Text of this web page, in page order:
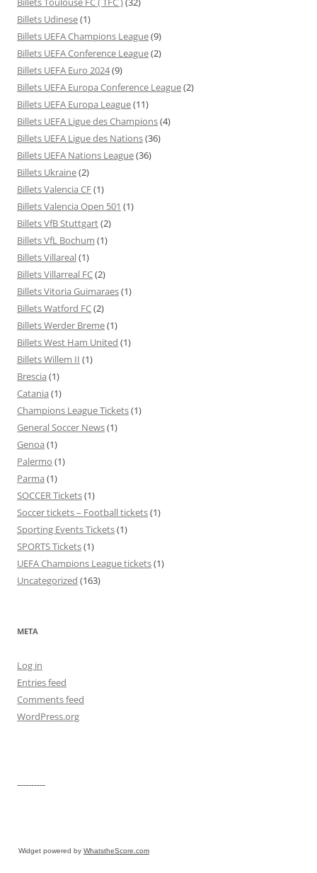
Billets Udinese(1)
Billets UEFA Champions League(9)
Billets UEFA Conference League(2)
Billets UEFA Euro 2024(9)
Billets UEFA Europa Conference League(2)
Billets UEFA Europa League(11)
Billets UEFA Ligue des Champions(4)
Billets UEFA Ligue des Nations(36)
Billets UEFA Nations League(36)
Billets Ukraine(2)
Billets Valencia CF(1)
Billets Valencia Open 501 (1)
Billets VfB Stuttgart(2)
Billets VfL Bochum (1)
Billets Villareal(1)
Billets Villarreal FC(2)
Billets Vitoria Guimaraes(1)
Billets Watford FC(2)
Billets Werder Breme(1)
Billets West Ham United (1)
Billets Willem II (1)
Brescia (1)
Catania (1)
Champions League Tickets(1)
General Soccer News(1)
Genoa (1)
Palermo (1)
Parma (1)
SOCCER Tickets(1)
Soccer tickets – Football tickets(1)
Sporting Events Tickets(1)
SPORTS Tickets(1)
UEFA Champions League tickets(1)
Uncategorized (163)
META
Log in
Entries feed
Comments feed
WordPress.org
----------
Widget powered by WhatstheScore.com